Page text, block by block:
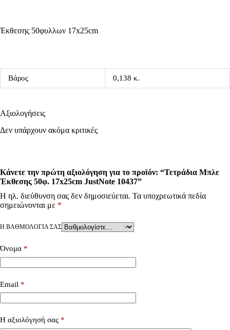
Έκθεσης 50φυλλων 17x25cm
Βάρος 0,138 κ.
Αξιολογήσεις
Δεν υπάρχουν ακόμα κριτικές
Κάνετε την πρώτη αξιολόγηση για το προϊόν: “Τετράδια Μπλε
Έκθεσης 50φ. 17x25cm JustNote 10437”
Η ηλ. διεύθυνση σας δεν δημοσιεύεται. Τα υποχρεωτικά πεδία
σημειώνονται με *
Η ΒΑΘΜΟΛΟΓΊΑ ΣΑΣ
Όνομα *
Email *
Η αξιολόγησή σας *